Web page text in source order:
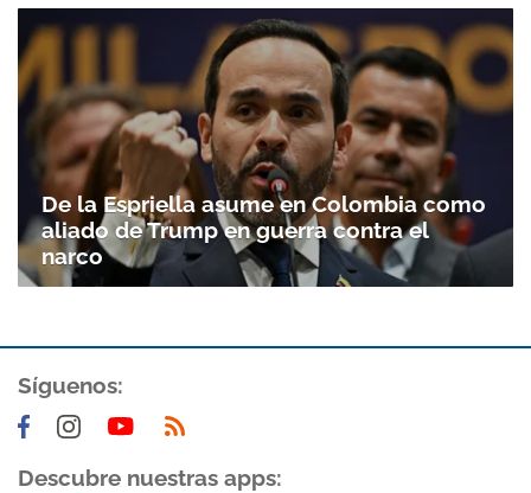
De la Espriella asume en Colombia como
aliado de Trump en guerra contra el
narco
Síguenos:
Descubre nuestras apps: